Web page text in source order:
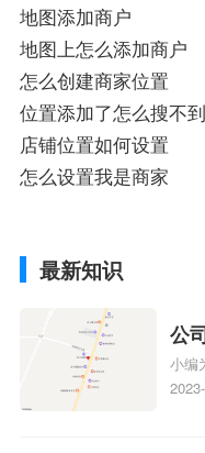
地图添加商户
地图上怎么添加商户
怎么创建商家位置
位置添加了怎么搜不到
店铺位置如何设置
怎么设置我是商家
最新知识
公
久
注
小编
多久